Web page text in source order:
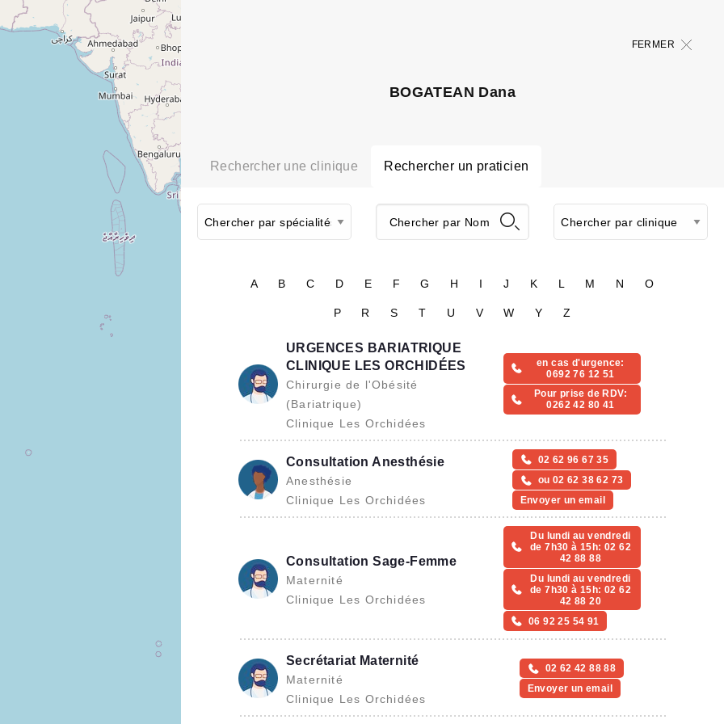
FERMER
BOGATEAN Dana
Rechercher une clinique Rechercher un praticien
A B C D E F G H I J K L M N O
P R S T U V W Y Z
URGENCES BARIATRIQUE
CLINIQUE LES ORCHIDÉES
Chirurgie de l'Obésité
(Bariatrique)
Clinique Les Orchidées
en cas d'urgence:
0692 76 12 51
Pour prise de RDV:
0262 42 80 41
Consultation Anesthésie
Anesthésie
Clinique Les Orchidées
02 62 96 67 35
ou 02 62 38 62 73
Envoyer un email
Consultation Sage-Femme
Maternité
Clinique Les Orchidées
Du lundi au vendredi
de 7h30 à 15h: 02 62
42 88 88
Du lundi au vendredi
de 7h30 à 15h: 02 62
42 88 20
06 92 25 54 91
Secrétariat Maternité
Maternité
Clinique Les Orchidées
02 62 42 88 88
Envoyer un email